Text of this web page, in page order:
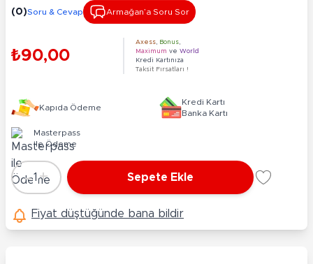
(0)Soru & Cevap Armağan’a Soru Sor
₺90,00
Axess Bonus
Maximum ve World
Kredi Kartınıza
Taksit Fırsatları !
Kapıda Ödeme
Kredi Kartı
Banka Kartı
Masterpass
ile Ödeme
Adet
-1 + Sepete Ekle
Fiyat düştüğünde bana bildir